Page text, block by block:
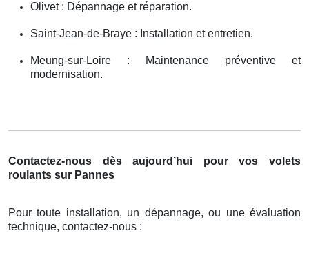
Olivet : Dépannage et réparation.
Saint-Jean-de-Braye : Installation et entretien.
Meung-sur-Loire : Maintenance préventive et
modernisation.
Contactez-nous dès aujourd’hui pour vos volets
roulants sur Pannes
Pour toute installation, un dépannage, ou une évaluation
technique, contactez-nous :